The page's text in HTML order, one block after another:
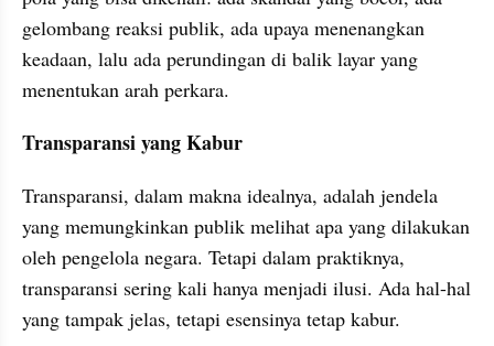
gelombang reaksi publik, ada upaya menenangkan
keadaan, lalu ada perundingan di balik layar yang
menentukan arah perkara.
Transparansi yang Kabur
Transparansi, dalam makna idealnya, adalah jendela
yang memungkinkan publik melihat apa yang dilakukan
oleh pengelola negara. Tetapi dalam praktiknya,
transparansi sering kali hanya menjadi ilusi. Ada hal-hal
yang tampak jelas, tetapi esensinya tetap kabur.